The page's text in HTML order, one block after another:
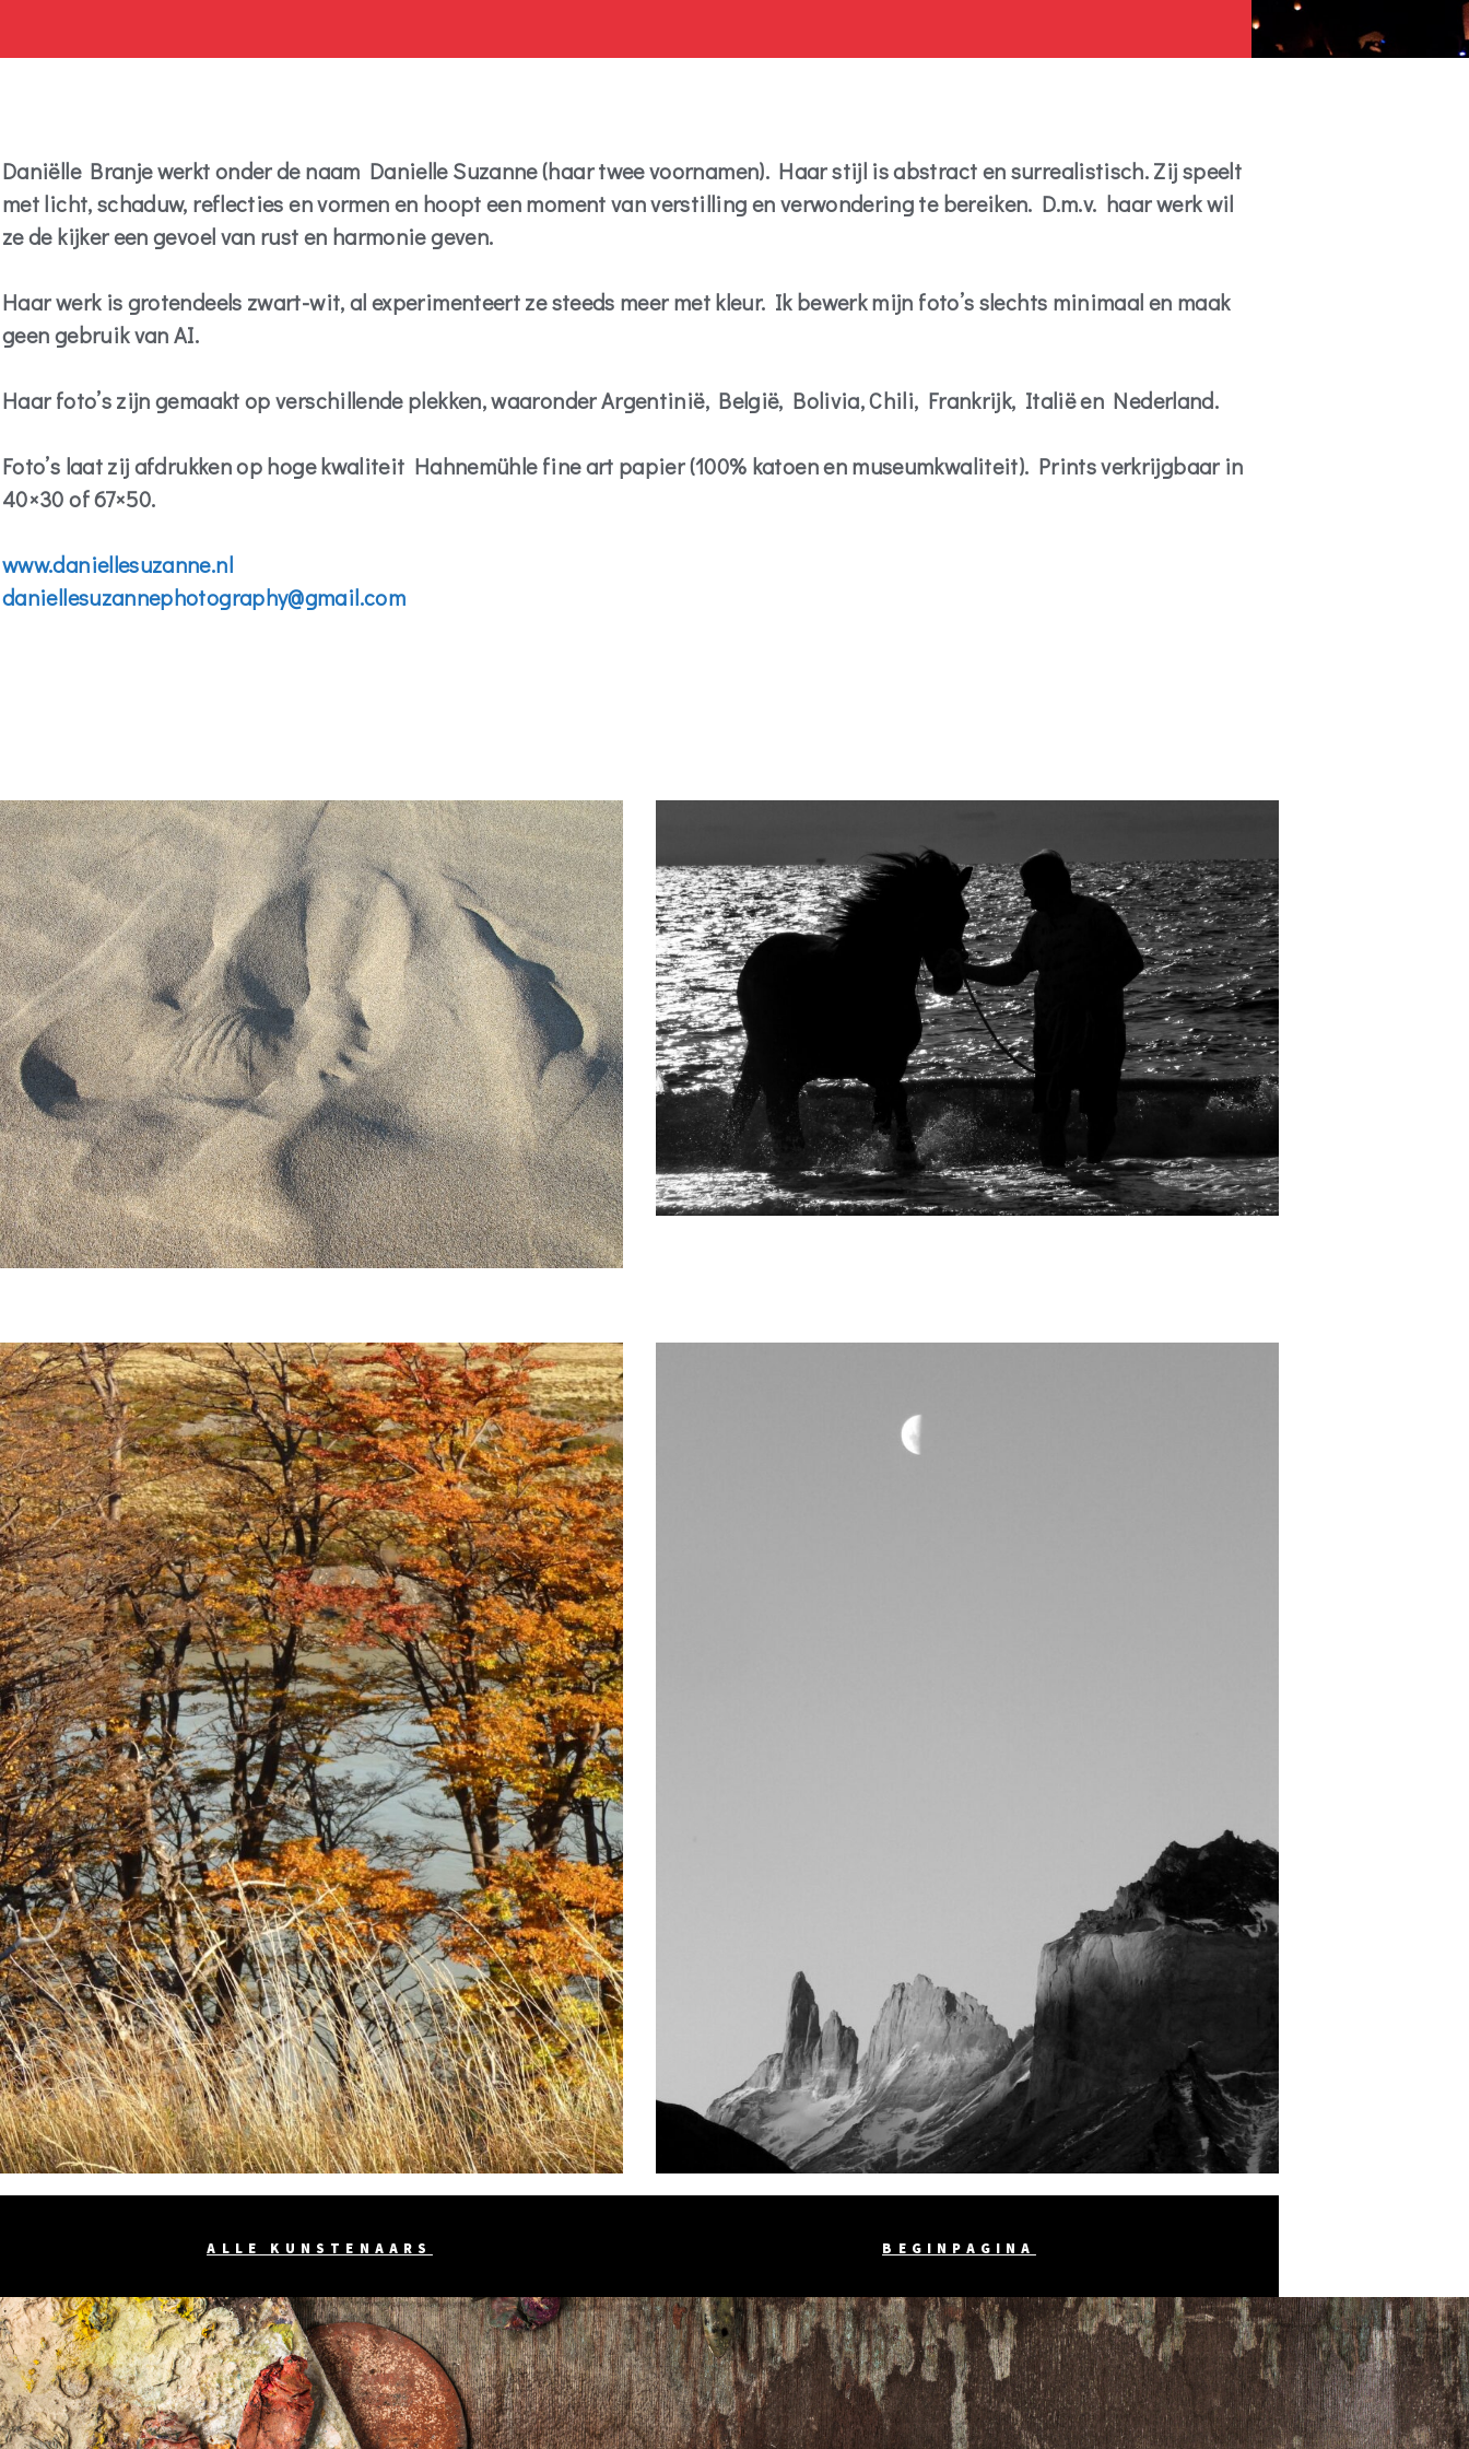
Daniëlle Branje werkt onder de naam Danielle Suzanne (haar twee voornamen). Haar stijl is abstract en surrealistisch. Zij speelt
met licht, schaduw, reflecties en vormen en hoopt een moment van verstilling en verwondering te bereiken. D.m.v. haar werk wil
ze de kijker een gevoel van rust en harmonie geven.
Haar werk is grotendeels zwart-wit, al experimenteert ze steeds meer met kleur. Ik bewerk mijn foto’s slechts minimaal en maak
geen gebruik van AI.
Haar foto’s zijn gemaakt op verschillende plekken, waaronder Argentinië, België, Bolivia, Chili, Frankrijk, Italië en Nederland.
Foto’s laat zij afdrukken op hoge kwaliteit Hahnemühle fine art papier (100% katoen en museumkwaliteit). Prints verkrijgbaar in
40×30 of 67×50.
www.daniellesuzanne.nl
daniellesuzannephotography@gmail.com
ALLE KUNSTENAARS BEGINPAGINA